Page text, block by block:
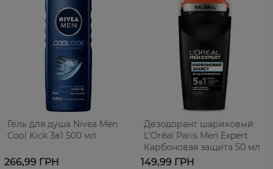
Гель для душа Nivea Men
Сool Kick 3в1 500 мл
266,99 ГРН
Дезодорант шариковый
L'Oréal Paris Men Expert
Карбоновая защита 50 мл
149,99 ГРН